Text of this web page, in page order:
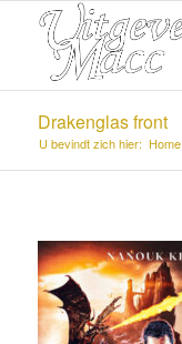
Drakenglas front
U bevindt zich hier: Home